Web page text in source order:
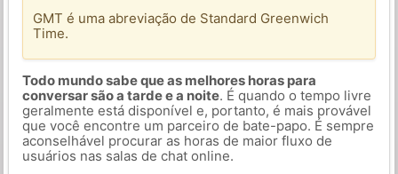
GMT é uma abreviação de Standard Greenwich
Time.
Todo mundo sabe que as melhores horas para
conversar são a tarde e a noite. É quando o tempo livre
geralmente está disponível e, portanto, é mais provável
que você encontre um parceiro de bate-papo. É sempre
aconselhável procurar as horas de maior fluxo de
usuários nas salas de chat online.